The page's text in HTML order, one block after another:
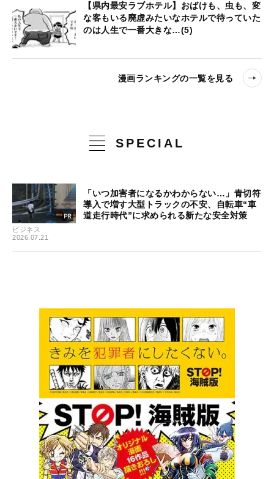
【県内最安ラブホテル】おばけも、虫も、変
な客もいる廃虚みたいなホテルで待っていた
のは人生で一番大きな…(5)
漫画ランキングの一覧を見る
SPECIAL
ビジネス
2026.07.21
「いつ加害者になるかわからない…」青切符
導入で増す大型トラックの不安、自転車“車
道走行時代”に求められる新たな安全対策